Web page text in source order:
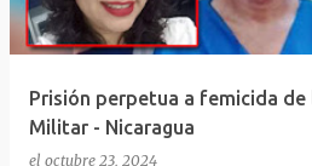
Prisión perpetua a femicida
Militar - Nicaragua
el octubre 23, 2024